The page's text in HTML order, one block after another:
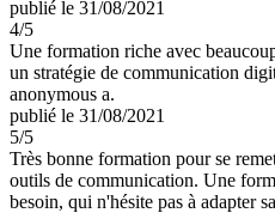
publié le 31/08/2021
4/5
Une formation riche avec
un stratégie de communication
anonymous a.
publié le 31/08/2021
5/5
Très bonne formation pour se
outils de communication. Une
besoin, qui n'hésite pas à adapter